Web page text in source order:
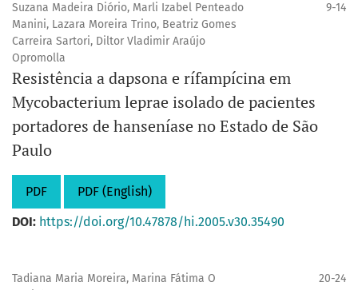
Suzana Madeira Diório, Marli Izabel Penteado
Manini, Lazara Moreira Trino, Beatriz Gomes
Carreira Sartori, Diltor Vladimir Araújo
Opromolla
9-14
Resistência a dapsona e rífampícina em
Mycobacterium leprae isolado de pacientes
portadores de hanseníase no Estado de São
Paulo
PDF
PDF (English)
DOI: https://doi.org/10.47878/hi.2005.v30.35490
Tadiana Maria Moreira, Marina Fátima O
20-24